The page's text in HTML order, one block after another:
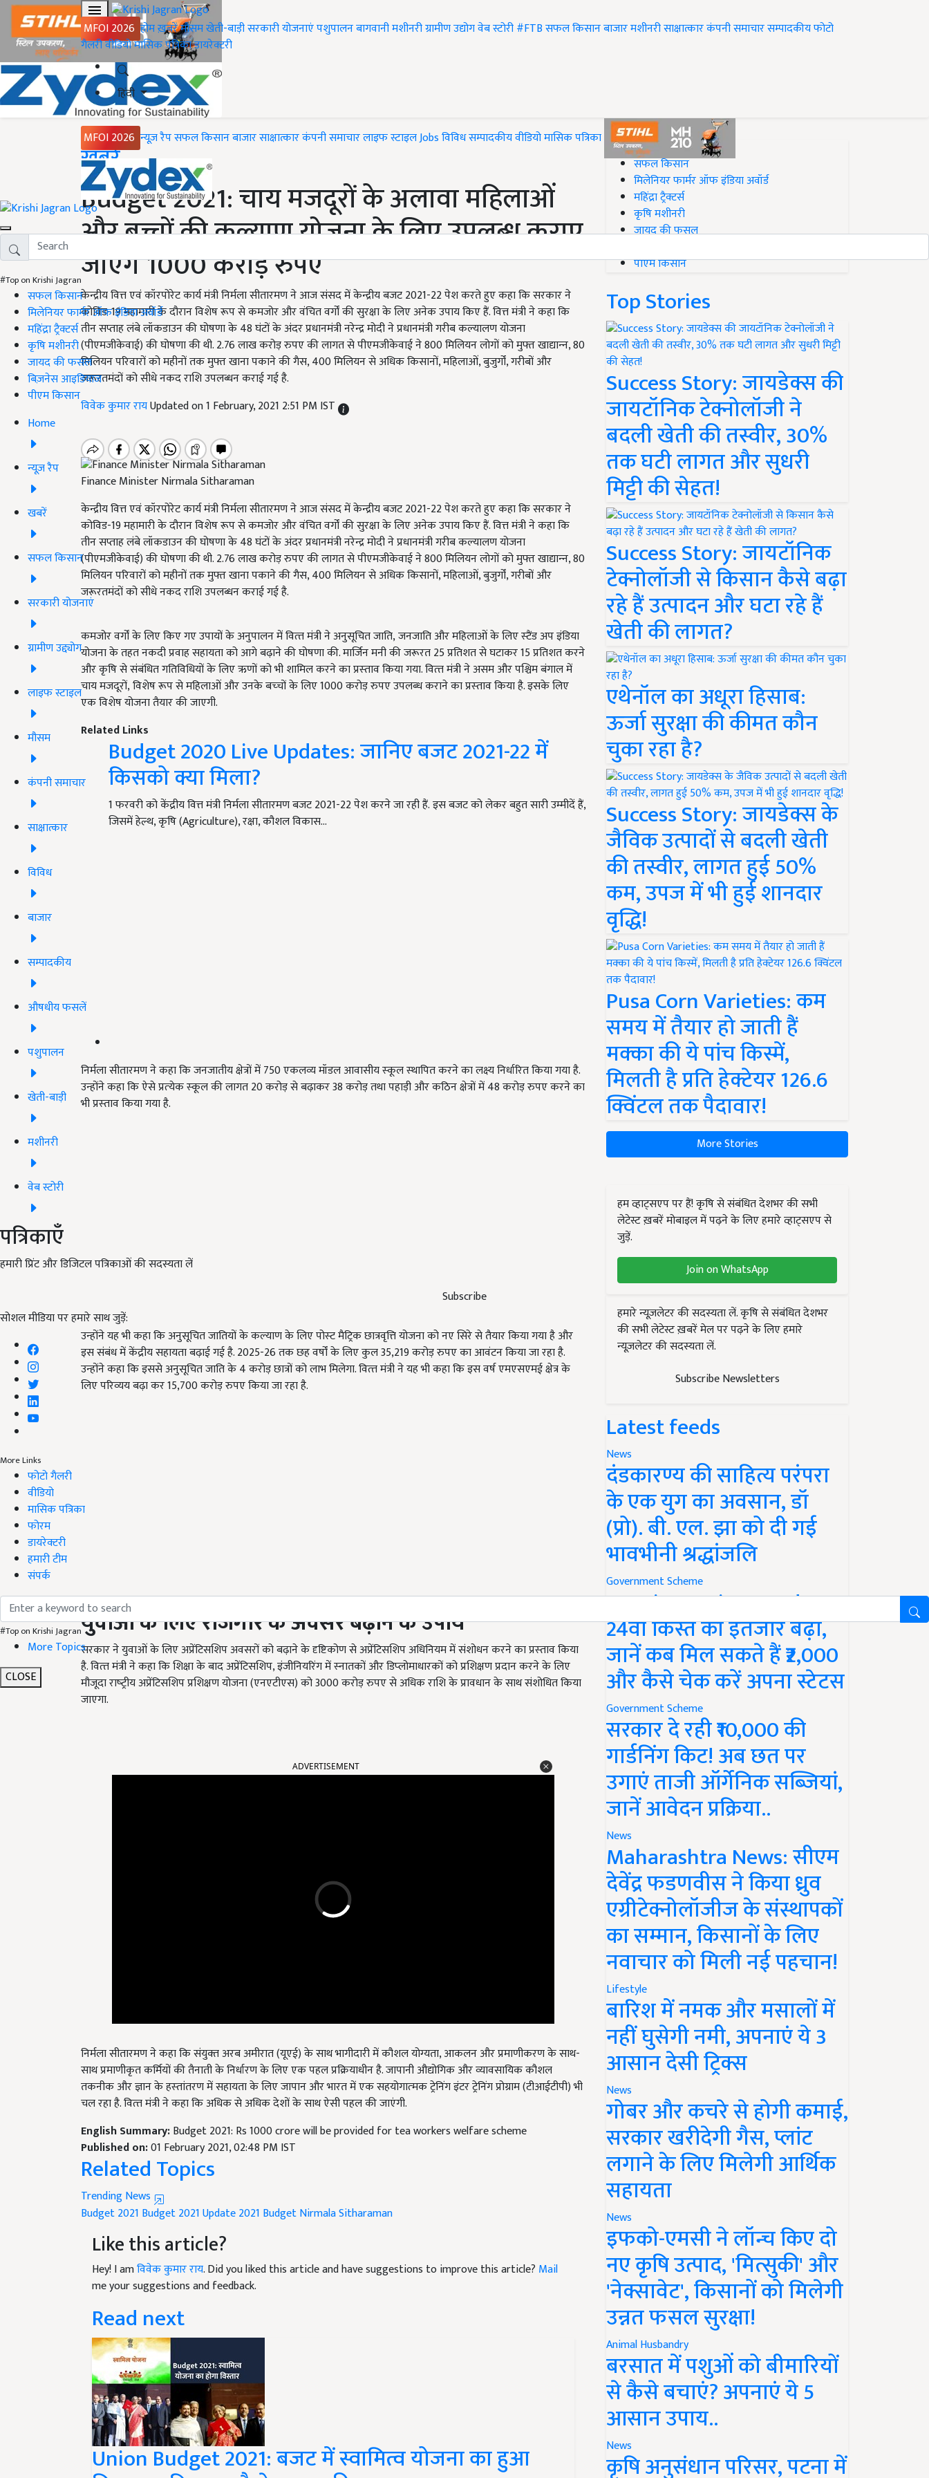
MFOI 2026 होमख़बरेंमौसमखेती-बाड़ीसरकारी योजनाएंपशुपालनबागवानीमशीनरीग्रामीण उद्योगवेब स्टोरी#FTBसफल किसानबाजारमशीनरीसाक्षात्कारकंपनी समाचारसम्पादकीयफोटो
गैलरीवीडियोमासिक पत्रिकाडायरेक्टरी
हिंदी
MFOI 2026 न्यूज़ रैपसफल किसानबाजारसाक्षात्कारकंपनी समाचारलाइफ स्टाइलJobsविविधसम्पादकीयवीडियोमासिक पत्रिका
#Top on Krishi Jagran
सफल किसान
मिलेनियर फार्मर ऑफ इंडिया अवॉर्ड
महिंद्रा ट्रैक्टर्स
कृषि मशीनरी
जायद की फसल
बिज़नेस आइडियाज
पीएम किसान
Home
न्यूज़ रैप
खबरें
सफल किसान
सरकारी योजनाएं
ग्रामीण उद्द्योग
लाइफ स्टाइल
मौसम
कंपनी समाचार
साक्षात्कार
विविध
बाजार
सम्पादकीय
औषधीय फसलें
पशुपालन
खेती-बाड़ी
मशीनरी
वेब स्टोरी
पत्रिकाएँ
हमारी प्रिंट और डिजिटल पत्रिकाओं की सदस्यता लें
Subscribe
सोशल मीडिया पर हमारे साथ जुड़ें:
More Links
फोटो गैलरी
वीडियो
मासिक पत्रिका
फोरम
डायरेक्टरी
हमारी टीम
संपर्क
#Top on Krishi Jagran
More Topics
CLOSE
Home
ख़बरें
Budget 2021: चाय मजदूरों के अलावा महिलाओं
और बच्चों की कल्याण योजना के लिए उपलब्ध कराए
जाएंगे 1000 करोड़ रुपए
केन्द्रीय वित्त एवं कॉरपोरेट कार्य मंत्री निर्मला सीतारमण ने आज संसद में केन्द्रीय बजट 2021-22 पेश करते हुए कहा कि सरकार ने
कोविड-19 महामारी के दौरान विशेष रूप से कमजोर और वंचित वर्गों की सुरक्षा के लिए अनेक उपाय किए हैं. वित्त मंत्री ने कहा कि
तीन सप्ताह लंबे लॉकडाउन की घोषणा के 48 घंटों के अंदर प्रधानमंत्री नरेन्द्र मोदी ने प्रधानमंत्री गरीब कल्यालण योजना
(पीएमजीकेवाई) की घोषणा की थी. 2.76 लाख करोड़ रुपए की लागत से पीएमजीकेवाई ने 800 मिलियन लोगों को मुफ्त खाद्यान्‍न, 80
मिलियन परिवारों को महीनों तक मुफ्त खाना पकाने की गैस, 400 मिलियन से अधिक किसानों, महिलाओं, बुजुर्गों, गरीबों और
जरूरतमंदों को सीधे नकद राशि उपलब्धन कराई गई है.
विवेक कुमार रायUpdated on 1 February, 2021 2:51 PM IST
Finance Minister Nirmala Sitharaman
केन्द्रीय वित्त एवं कॉरपोरेट कार्य मंत्री निर्मला सीतारमण ने आज संसद में केन्द्रीय बजट 2021-22 पेश करते हुए कहा कि सरकार ने
कोविड-19 महामारी के दौरान विशेष रूप से कमजोर और वंचित वर्गों की सुरक्षा के लिए अनेक उपाय किए हैं. वित्त मंत्री ने कहा कि
तीन सप्ताह लंबे लॉकडाउन की घोषणा के 48 घंटों के अंदर प्रधानमंत्री नरेन्द्र मोदी ने प्रधानमंत्री गरीब कल्यालण योजना
(पीएमजीकेवाई) की घोषणा की थी. 2.76 लाख करोड़ रुपए की लागत से पीएमजीकेवाई ने 800 मिलियन लोगों को मुफ्त खाद्यान्‍न, 80
मिलियन परिवारों को महीनों तक मुफ्त खाना पकाने की गैस, 400 मिलियन से अधिक किसानों, महिलाओं, बुजुर्गों, गरीबों और
जरूरतमंदों को सीधे नकद राशि उपलब्धन कराई गई है.
कमजोर वर्गों के लिए किए गए उपायों के अनुपालन में वित्‍त मंत्री ने अनुसूचित जाति, जनजाति और महिलाओं के लिए स्‍टैंड अप इंडिया
योजना के तहत नकदी प्रवाह सहायता को आगे बढ़ाने की घोषणा की. मार्जिन मनी की जरूरत 25 प्रतिशत से घटाकर 15 प्रतिशत करने
और कृषि से संबंधित गतिविधियों के लिए ऋणों को भी शामिल करने का प्रस्‍ताव किया गया. वित्‍त मंत्री ने असम और पश्चिम बंगाल में
चाय मजदूरों, विशेष रूप से महिलाओं और उनके बच्‍चों के लिए 1000 करोड़ रुपए उपलब्‍ध कराने का प्रस्‍ताव किया है. इसके लिए
एक विशेष योजना तैयार की जाएगी.
Related Links
Budget 2020 Live Updates: जानिए बजट 2021-22 में
किसको क्या मिला?
1 फरवरी को केंद्रीय वित्त मंत्री निर्मला सीतारमण बजट 2021-22 पेश करने जा रही हैं. इस बजट को लेकर बहुत सारी उम्मीदें हैं,
जिसमें हेल्थ, कृषि (Agriculture), रक्षा, कौशल विकास…
निर्मला सीतारमण ने कहा कि जनजातीय क्षेत्रों में 750एकलव्‍य मॉडल आवासीय स्‍कूल स्‍थापित करने का लक्ष्‍य निर्धारित किया गया है.
उन्‍होंने कहा कि ऐसे प्रत्‍येक स्‍कूल की लागत20करोड़ से बढ़ाकर38करोड़ तथा पहाड़ी और कठिन क्षेत्रों में48करोड़ रुपए करने का
भी प्रस्‍ताव किया गया है.
उन्‍होंने यह भी कहा कि अनुसूचित जातियों के कल्‍याण के लिए पोस्‍ट मैट्रिक छात्रवृत्ति योजना को नए सिरे से तैयार किया गया है और
इस संबंध में केंद्रीय सहायता बढ़ाई गई है. 2025-26तक छह वर्षों के लिए कुल35,219 करोड़ रुपए का आवंटन किया जा रहा है.
उन्‍होंने कहा कि इससे अनुसूचित जाति के 4करोड़ छात्रों को लाभ मिलेगा.वित्‍त मंत्री ने यह भी कहा कि इस वर्ष एमएसएमई क्षेत्र के
लिए परिव्‍यय बढ़ा कर15,700करोड़ रुपए किया जा रहा है.
युवाओं के लिए रोजगार के अवसर बढ़ाने के उपाय
सरकार ने युवाओं के लिए अप्रेंटिसशिप अवसरों को बढ़ाने के दृष्टिकोण से अप्रेंटिसशिप अधिनियम में संशोधन करने का प्रस्‍ताव किया
है. वित्‍त मंत्री ने कहा कि शिक्षा के बाद अप्रेंटिसशिप, इंजीनियरिंग में स्‍नातकों और डिप्‍लोमाधारकों को प्रशिक्षण प्रदान करने के लिए
मौजूदा राष्‍ट्रीय अप्रेंटिसशिप प्रशिक्षण योजना (एनएटीएस) को 3000 करोड़ रुपए से अधिक राशि के प्रावधान के साथ संशोधित किया
जाएगा.
साथ प्रमाणीकृत कर्मियों की तैनाती के निर्धारण के लिए एक पहल प्रक्रियाधीन है. जापानी औद्योगिक और व्‍यावसायिक कौशल
तकनीक और ज्ञान के हस्‍तांतरण में सहायता के लिए जापान और भारत में एक सहयोगात्‍मक ट्रेनिंग इंटर ट्रेनिंग प्रोग्राम (टीआईटीपी) भी
चल रहा है. वित्‍त मंत्री ने कहा कि अधिक से अधिक देशों के साथ ऐसी पहल की जाएंगी.
Published on:01 February 2021, 02:48 PM IST
Related Topics
Trending News
Budget 2021Budget 2021 Update
Like this article?
Hey! I amविवेक कुमार राय. Did you liked this article and have suggestions to improve this article?
me your suggestions and feedback.
Read next
Union Budget 2021: बजट में स्वामित्व योजना का हुआ
विस्तार, पढ़िए क्या है ये खास स्कीम
#Top on Krishi Jagran
सफल किसान
मिलेनियर फार्मर ऑफ इंडिया अवॉर्ड
महिंद्रा ट्रैक्टर्स
कृषि मशीनरी
जायद की फसल
पीएम किसान
Top Stories
Success Story: जायडेक्स की
जायटॉनिक टेक्नोलॉजी ने
बदली खेती की तस्वीर, 30%
तक घटी लागत और सुधरी
मिट्टी की सेहत!
Success Story: जायटॉनिक
टेक्नोलॉजी से किसान कैसे बढ़ा
रहे हैं उत्पादन और घटा रहे हैं
खेती की लागत?
एथेनॉल का अधूरा हिसाब:
ऊर्जा सुरक्षा की कीमत कौन
चुका रहा है?
Success Story: जायडेक्स के
जैविक उत्पादों से बदली खेती
की तस्वीर, लागत हुई 50%
कम, उपज में भी हुई शानदार
वृद्धि!
Pusa Corn Varieties: कम
समय में तैयार हो जाती हैं
मक्का की ये पांच किस्में,
मिलती है प्रति हेक्टेयर 126.6
क्विंटल तक पैदावार!
More Stories
हम व्हाट्सएप पर हैं! कृषि से संबंधित देशभर की सभी
लेटेस्ट ख़बरें मोबाइल में पढ़ने के लिए हमारे व्हाट्सएप से
जुड़ें.
Join on WhatsApp
हमारे न्यूज़लेटर की सदस्यता लें. कृषि से संबंधित देशभर
की सभी लेटेस्ट ख़बरें मेल पर पढ़ने के लिए हमारे
न्यूज़लेटर की सदस्यता लें.
Subscribe Newsletters
Latest feeds
News
दंडकारण्य की साहित्य परंपरा
के एक युग का अवसान, डॉ
(प्रो). बी. एल. झा को दी गई
भावभीनी श्रद्धांजलि
Government Scheme
PM Kisan Yojana Update:
24वीं किस्त का इंतजार बढ़ा,
जानें कब मिल सकते हैं ₹2,000
और कैसे चेक करें अपना स्टेटस
Government Scheme
सरकार दे रही ₹10,000 की
गार्डनिंग किट! अब छत पर
उगाएं ताजी ऑर्गेनिक सब्जियां,
जानें आवेदन प्रक्रिया..
News
Maharashtra News: सीएम
देवेंद्र फडणवीस ने किया ध्रुव
एग्रीटेक्नोलॉजीज के संस्थापकों
का सम्मान, किसानों के लिए
नवाचार को मिली नई पहचान!
Lifestyle
बारिश में नमक और मसालों में
नहीं घुसेगी नमी, अपनाएं ये 3
आसान देसी ट्रिक्स
News
गोबर और कचरे से होगी कमाई,
सरकार खरीदेगी गैस, प्लांट
लगाने के लिए मिलेगी आर्थिक
सहायता
News
इफको-एमसी ने लॉन्च किए दो
नए कृषि उत्पाद, 'मित्सुकी' और
'नेक्सावेट', किसानों को मिलेगी
उन्नत फसल सुरक्षा!
Animal Husbandry
बरसात में पशुओं को बीमारियों
से कैसे बचाएं? अपनाएं ये 5
आसान उपाय..
News
कृषि अनुसंधान परिसर, पटना में